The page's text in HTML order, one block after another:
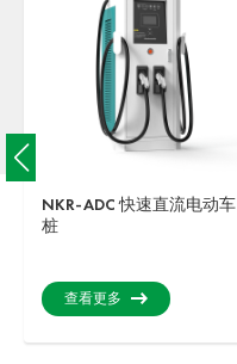
NKR-ADC 快速直流电动车
桩
查看更多